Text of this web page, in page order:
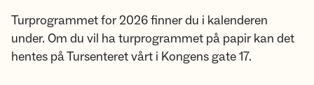
Turprogrammet for 2026 finner du i kalenderen
under. Om du vil ha turprogrammet på papir kan det
hentes på Tursenteret vårt i Kongens gate 17.